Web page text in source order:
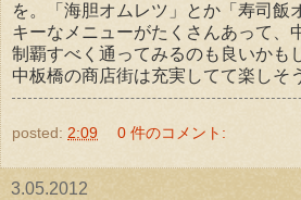
を。「海胆オムレツ」とか「寿司飯
キーなメニューがたくさんあって、
制覇すべく通ってみるのも良いかも
中板橋の商店街は充実してて楽しそ
posted: 2:09 0 件のコメント:
3.05.2012